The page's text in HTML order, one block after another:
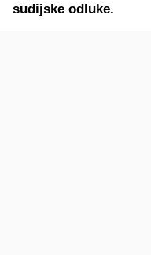
sudijske odluke.